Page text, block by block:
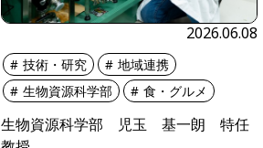
2026.06.08
技術・研究
地域連携
生物資源科学部
食・グルメ
生物資源科学部 児玉 基一朗 特任